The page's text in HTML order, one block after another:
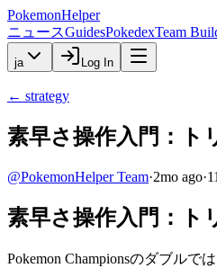
PokemonHelper
ニュースGuidesPokedexTeam
ja Log In
← strategy
素早さ操作入門：ト
@PokemonHelper Team·2mo ago·11
素早さ操作入門：ト
Pokemon Championsのダブル